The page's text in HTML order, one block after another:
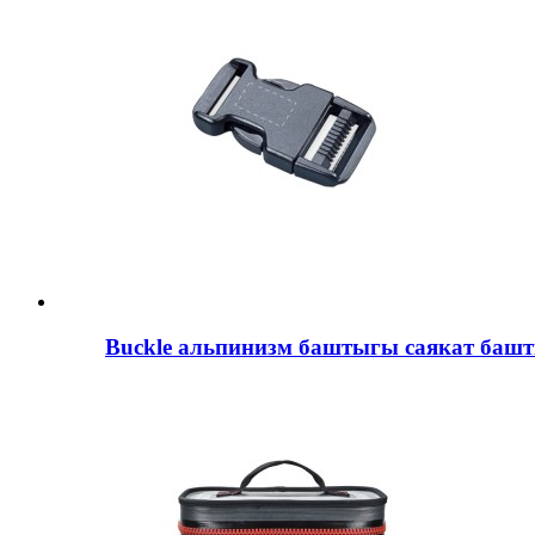
Buckle альпинизм баштыгы саякат